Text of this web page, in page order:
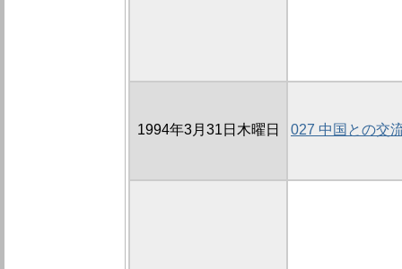
1994年3月31日木曜日 027 中国との交